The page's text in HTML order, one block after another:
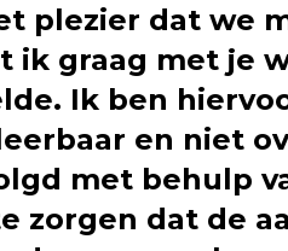
plezier dat we
ik graag met je
Ik ben
en niet
met behulp
zorgen dat de